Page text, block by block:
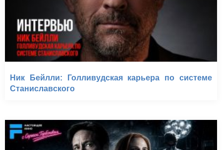
Ник Бейлли: Голливудская карьера по системе
Станиславского